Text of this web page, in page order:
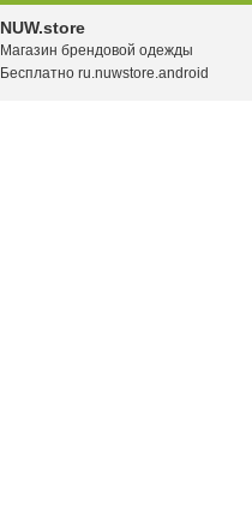
NUW.store
Магазин брендовой одежды
Бесплатно ru.nuwstore.android